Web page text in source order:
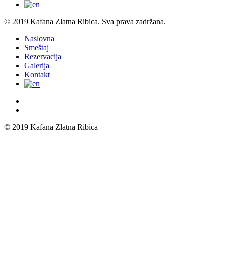
© 2019 Kafana Zlatna Ribica. Sva prava zadržana.
Close
Menu
Naslovna
Smeštaj
Rezervacija
Galerija
Kontakt
© 2019 Kafana Zlatna Ribica